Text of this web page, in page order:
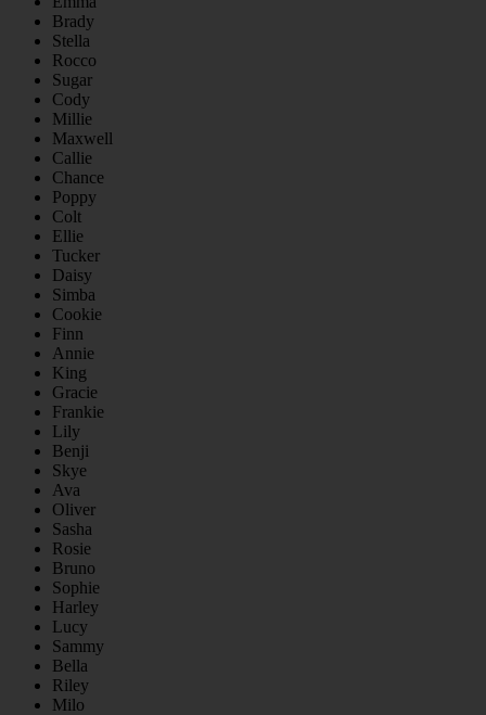
Brady
Stella
Rocco
Sugar
Cody
Millie
Maxwell
Callie
Chance
Poppy
Colt
Ellie
Tucker
Daisy
Simba
Cookie
Finn
Annie
King
Gracie
Frankie
Lily
Benji
Skye
Ava
Oliver
Sasha
Rosie
Bruno
Sophie
Harley
Lucy
Sammy
Bella
Riley
Milo